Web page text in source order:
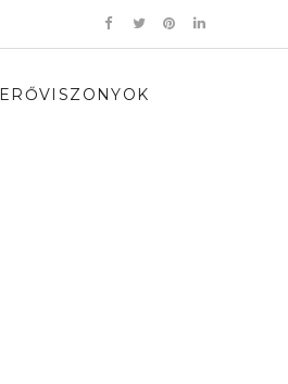
ERŐVISZONYOK